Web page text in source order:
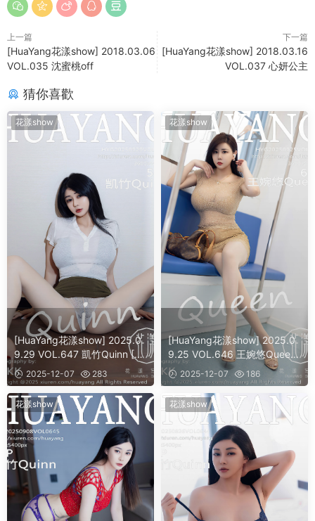
上一篇
[HuaYang花漾show] 2018.03.06
VOL.035 沈蜜桃off
下一篇
[HuaYang花漾show] 2018.03.16
VOL.037 心妍公主
猜你喜歡
花漾show
[HuaYang花漾show] 2025.0
9.29 VOL.647 凱竹Quinn [5
4] 2025-12-07 283
花漾show
[HuaYang花漾show] 2025.0
9.25 VOL.646 王婉悠Queen
[62]2025-12-07 186
花漾show 花漾show